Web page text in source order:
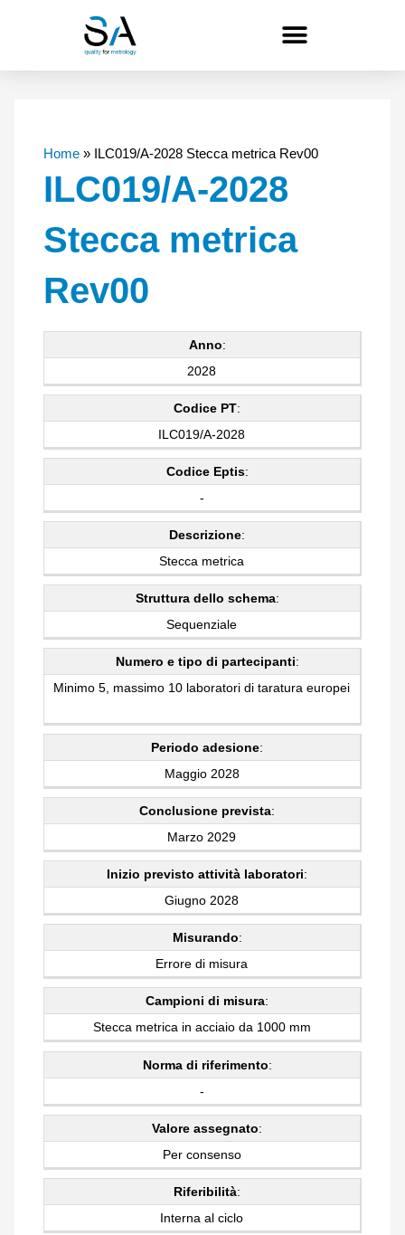
Home» ILC019/A-2028 Stecca metrica Rev00
ILC019/A-2028
Stecca metrica
Rev00
Anno:
2028
Codice PT:
ILC019/A-2028
Codice Eptis:
-
Descrizione:
Stecca metrica
Struttura dello schema:
Sequenziale
Numero e tipo di partecipanti:
Minimo 5, massimo 10 laboratori di taratura europei
Periodo adesione:
Maggio 2028
Conclusione prevista:
Marzo 2029
Inizio previsto attività laboratori:
Giugno 2028
Misurando:
Errore di misura
Campioni di misura:
Stecca metrica in acciaio da 1000 mm
Norma di riferimento:
-
Valore assegnato:
Per consenso
Riferibilità:
Interna al ciclo